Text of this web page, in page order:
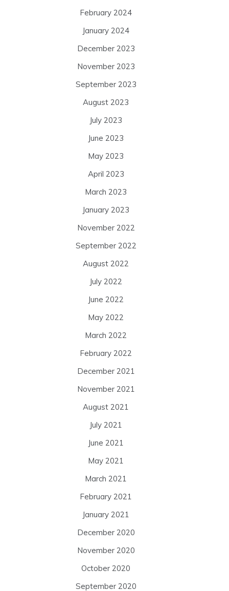
February 2024
January 2024
December 2023
November 2023
September 2023
August 2023
July 2023
June 2023
May 2023
April 2023
March 2023
January 2023
November 2022
September 2022
August 2022
July 2022
June 2022
May 2022
March 2022
February 2022
December 2021
November 2021
August 2021
July 2021
June 2021
May 2021
March 2021
February 2021
January 2021
December 2020
November 2020
October 2020
September 2020